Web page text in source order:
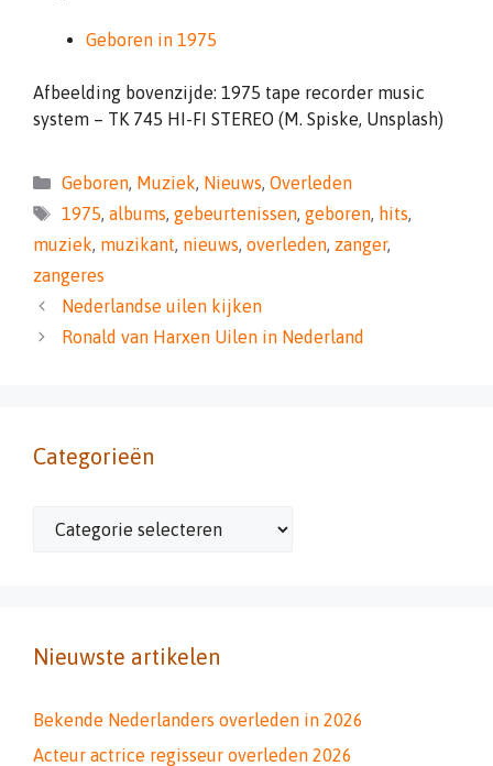
Geboren in 1975
Afbeelding bovenzijde: 1975 tape recorder music
system – TK 745 HI-FI STEREO (M. Spiske, Unsplash)
Categorieën
Geboren, Muziek, Nieuws, Overleden
Tags
1975, albums, gebeurtenissen, geboren, hits,
muziek, muzikant, nieuws, overleden, zanger,
zangeres
Nederlandse uilen kijken
Ronald van Harxen Uilen in Nederland
Categorieën
Categorieën
Nieuwste artikelen
Bekende Nederlanders overleden in 2026
Acteur actrice regisseur overleden 2026